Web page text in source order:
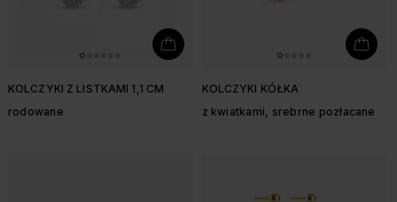
KOLCZYKI Z LISTKAMI 1,1 CM
rodowane
KOLCZYKI KÓŁKA
z kwiatkami, srebrne pozłacane